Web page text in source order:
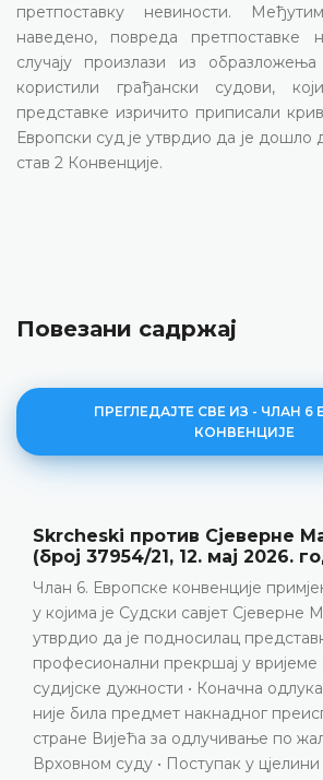
претпоставку невиности.
наведено, повреда претпоставке
случају произлази из
користили грађански судови,
представке изричито приписали
Европски суд је утврдио да је дошло
став 2 Конвенције.
Повезани садржај
ПРЕГЛЕДАЈТЕ СВЕ ИЗ - ЧЛАН 6
КОНВЕНЦИЈЕ
Аничић против Србије
јуни 2026. године)
Прекршајни поступак •
саобраћајне несреће •
Нема повреде члана 6.
ДЕТАЉНИЈЕ